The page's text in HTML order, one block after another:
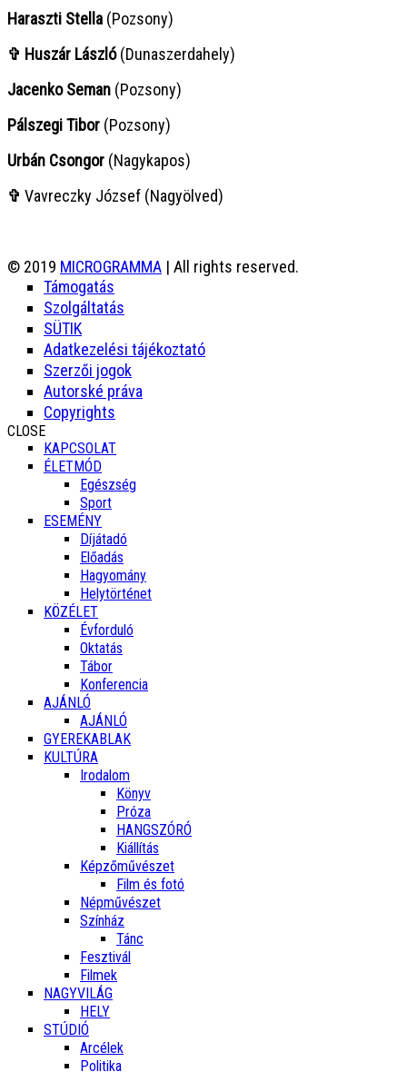
Haraszti Stella (Pozsony)
✞ Huszár László(Dunaszerdahely)
Jacenko Seman (Pozsony)
Pálszegi Tibor (Pozsony)
Urbán Csongor (Nagykapos)
✞ Vavreczky József (Nagyölved)
© 2019 MICROGRAMMA | All rights reserved.
Támogatás
Szolgáltatás
SÜTIK
Adatkezelési tájékoztató
Szerzői jogok
Autorské práva
Copyrights
CLOSE
KAPCSOLAT
ÉLETMÓD
Egészség
Sport
ESEMÉNY
Díjátadó
Előadás
Hagyomány
Helytörténet
KÖZÉLET
Évforduló
Oktatás
Tábor
Konferencia
AJÁNLÓ
AJÁNLÓ
GYEREKABLAK
KULTÚRA
Irodalom
Könyv
Próza
HANGSZÓRÓ
Kiállítás
Képzőművészet
Film és fotó
Népművészet
Színház
Tánc
Fesztivál
Filmek
NAGYVILÁG
HELY
STÚDIÓ
Arcélek
Politika